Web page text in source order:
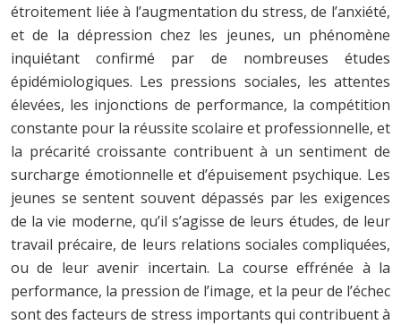
étroitement liée à l’augmentation du stress, de l’anxiété,
et de la dépression chez les jeunes, un phénomène
inquiétant confirmé par de nombreuses études
épidémiologiques. Les pressions sociales, les attentes
élevées, les injonctions de performance, la compétition
constante pour la réussite scolaire et professionnelle, et
la précarité croissante contribuent à un sentiment de
surcharge émotionnelle et d’épuisement psychique. Les
jeunes se sentent souvent dépassés par les exigences
de la vie moderne, qu’il s’agisse de leurs études, de leur
travail précaire, de leurs relations sociales compliquées,
ou de leur avenir incertain. La course effrénée à la
performance, la pression de l’image, et la peur de l’échec
sont des facteurs de stress importants qui contribuent à